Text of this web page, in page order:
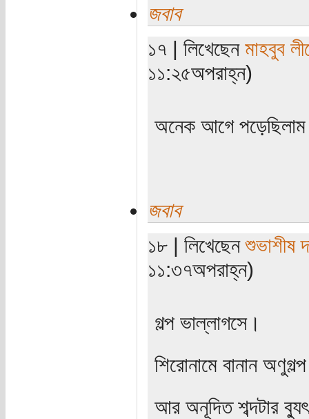
জবাব
১৭ | লিখেছেন মাহবুব
১১:২৫অপরাহ্ন)
অনেক আগে পড়েছিলাম
জবাব
১৮ | লিখেছেনশুভাশীষ
১১:৩৭অপরাহ্ন)
গল্প ভাল্লাগসে।
শিরোনামে বানান
আর অনূদিত শব্দটার